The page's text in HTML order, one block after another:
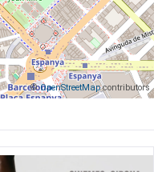
©OpenStreetMapcontributors